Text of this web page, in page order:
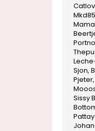
Mkd85
Sjon
Pjeter
Sissy